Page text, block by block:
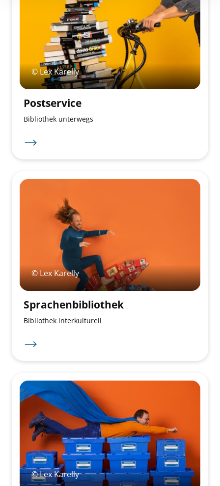
© Lex Karelly
Postservice
Bibliothek unterwegs
© Lex Karelly
Sprachenbibliothek
Bibliothek interkulturell
© Lex Karelly